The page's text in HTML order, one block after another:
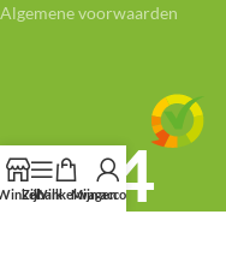
Algemene voorwaarden
Zijbalk
Winkelwagen
Mijn account